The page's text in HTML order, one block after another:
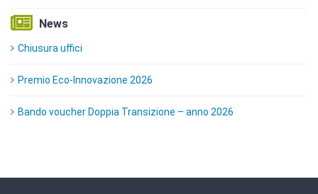
News
Chiusura uffici
Premio Eco-Innovazione 2026
Bando voucher Doppia Transizione – anno 2026